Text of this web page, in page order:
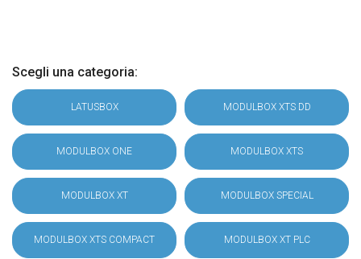
Scegli una categoria:
LATUSBOX MODULBOX XTS DD
MODULBOX ONE MODULBOX XTS
MODULBOX XT MODULBOX SPECIAL
MODULBOX XTS COMPACT MODULBOX XT PLC